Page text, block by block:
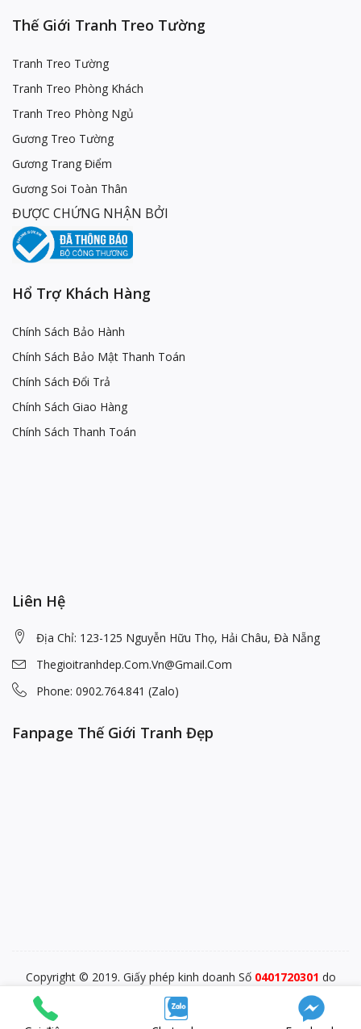
Thế Giới Tranh Treo Tường
Tranh Treo Tường
Tranh Treo Phòng Khách
Tranh Treo Phòng Ngủ
Gương Treo Tường
Gương Trang Điểm
Gương Soi Toàn Thân
ĐƯỢC CHỨNG NHẬN BỞI
Hổ Trợ Khách Hàng
Chính Sách Bảo Hành
Chính Sách Bảo Mật Thanh Toán
Chính Sách Đổi Trả
Chính Sách Giao Hàng
Chính Sách Thanh Toán
Liên Hệ
Địa Chỉ: 123-125 Nguyễn Hữu Thọ, Hải Châu, Đà Nẵng
Thegioitranhdep.com.vn@gmail.com
Phone: 0902.764.841 (Zalo)
Fanpage Thế Giới Tranh Đẹp
Copyright © 2019. Giấy phép kinh doanh Số 0401720301 do
PĐKKD Sở KHĐT TP. Đà Nẵng cấp ngày 28/12/2015